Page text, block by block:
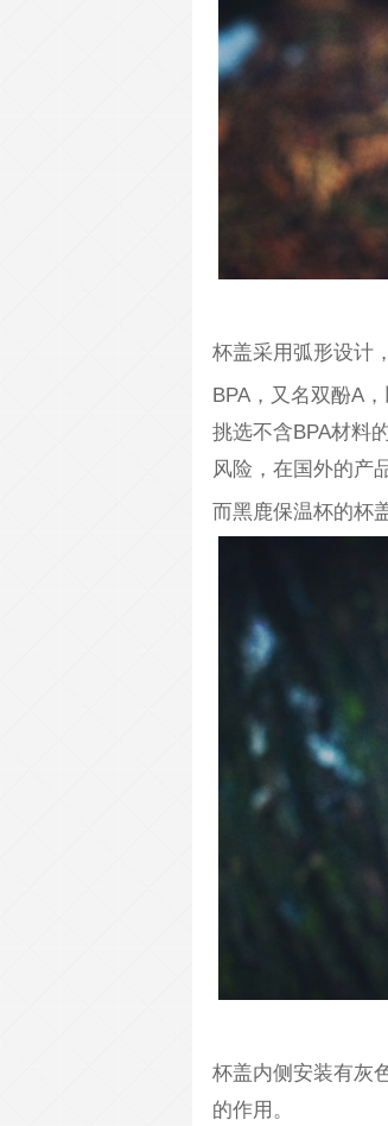
杯盖采用弧形设计
BPA，又名双酚A
挑选不含BPA材料
风险，在国外的产
而黑鹿保温杯的杯
杯盖内侧安装有灰
的作用。